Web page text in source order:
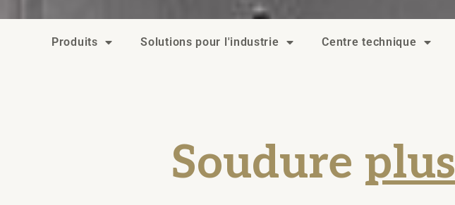
Produits Solutions pour l'industrie Centre technique
Soudure plus